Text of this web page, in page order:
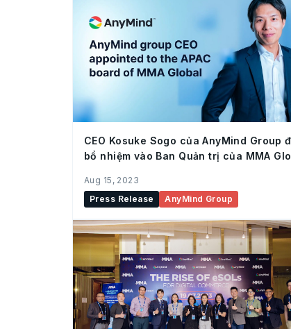
CEO Kosuke Sogo của AnyMind Group
bổ nhiệm vào Ban Quản trị của MMA
Aug 15, 2023
Press Release
AnyMind Group